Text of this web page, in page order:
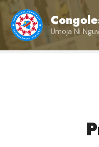
Umoja Ni